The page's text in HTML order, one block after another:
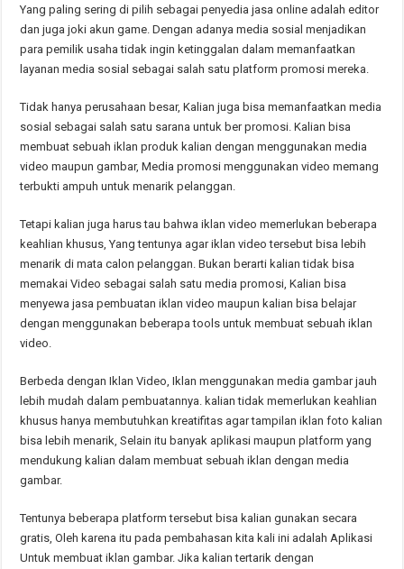
Yang paling sering di pilih sebagai penyedia jasa online adalah editor
dan juga joki akun game. Dengan adanya media sosial menjadikan
para pemilik usaha tidak ingin ketinggalan dalam memanfaatkan
layanan media sosial sebagai salah satu platform promosi mereka.
Tidak hanya perusahaan besar, Kalian juga bisa memanfaatkan media
sosial sebagai salah satu sarana untuk ber promosi. Kalian bisa
membuat sebuah iklan produk kalian dengan menggunakan media
video maupun gambar, Media promosi menggunakan video memang
terbukti ampuh untuk menarik pelanggan.
Tetapi kalian juga harus tau bahwa iklan video memerlukan beberapa
keahlian khusus, Yang tentunya agar iklan video tersebut bisa lebih
menarik di mata calon pelanggan. Bukan berarti kalian tidak bisa
memakai Video sebagai salah satu media promosi, Kalian bisa
menyewa jasa pembuatan iklan video maupun kalian bisa belajar
dengan menggunakan beberapa tools untuk membuat sebuah iklan
video.
Berbeda dengan Iklan Video, Iklan menggunakan media gambar jauh
lebih mudah dalam pembuatannya. kalian tidak memerlukan keahlian
khusus hanya membutuhkan kreatifitas agar tampilan iklan foto kalian
bisa lebih menarik, Selain itu banyak aplikasi maupun platform yang
mendukung kalian dalam membuat sebuah iklan dengan media
gambar.
Tentunya beberapa platform tersebut bisa kalian gunakan secara
gratis, Oleh karena itu pada pembahasan kita kali ini adalah Aplikasi
Untuk membuat iklan gambar. Jika kalian tertarik dengan